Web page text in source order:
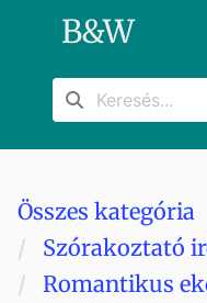
B&W
Összes kategória
Szórakoztató
Romantikus